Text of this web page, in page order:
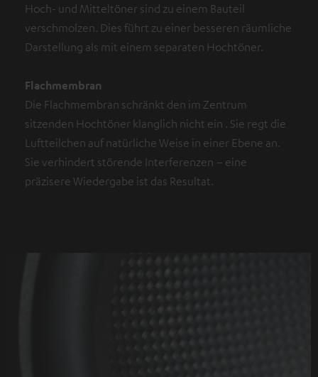
Hoch- und Mitteltöner sind zu einem Bauteil
verschmolzen. Dies führt zu einer besseren räumliche
Darstellung als mit einem separaten Hochtöner.
Flachmembran
Die Flachmembran schränkt den im Zentrum
sitzenden Hochtöner klanglich nicht ein . Sie regt die
Luftteilchen auf natürliche Weise in einer Ebene an.
Sie verhindert störende Interferenzen – eine
präzisere Wiedergabe ist das Resultat.